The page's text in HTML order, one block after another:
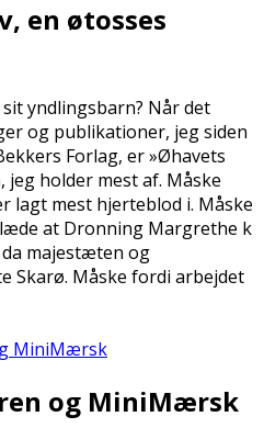
en øtosses
sit yndlingsbarn? Når det
og publikationer, jeg siden
Forlag, er »Øhavets
jeg holder mest af. Måske
lagt mest hjerteblod i. Måske
at Dronning Margrethe fik
majestæten og
Skarø. Måske fordi arbejdet
og MiniMærsk